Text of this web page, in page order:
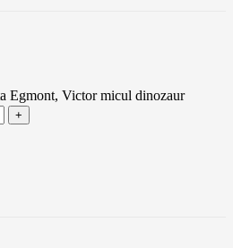
Egmont, Victor micul dinozaur